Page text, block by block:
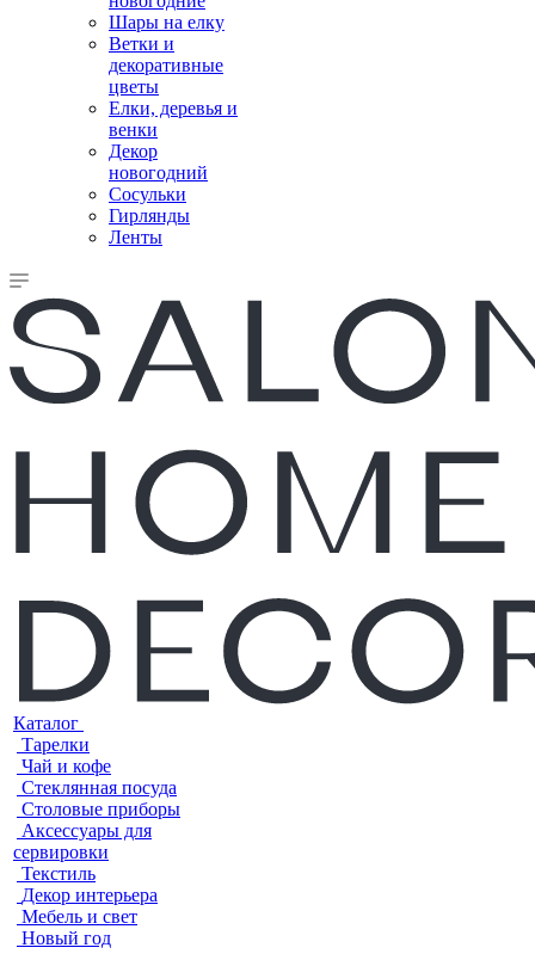
Шары на елку
Ветки и
декоративные
цветы
Елки, деревья и
венки
Декор
новогодний
Сосульки
Гирлянды
Ленты
Каталог
Тарелки
Чай и кофе
Стеклянная посуда
Столовые приборы
Аксессуары для
сервировки
Текстиль
Декор интерьера
Мебель и свет
Новый год